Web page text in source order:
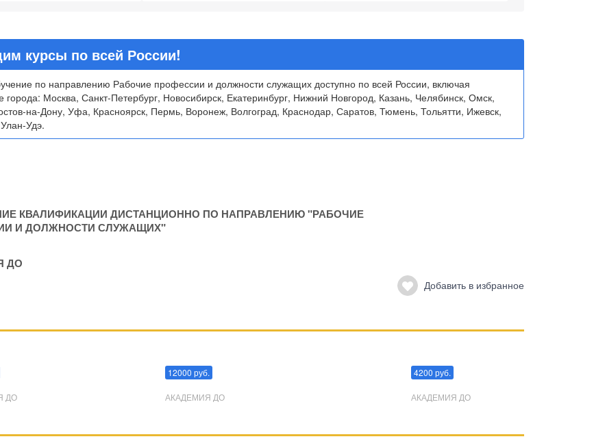
курсы по всей России!
по направлению Рабочие профессии и должности служащих доступно по всей России, включая
Москва, Санкт-Петербург, Новосибирск, Екатеринбург, Нижний Новгород, Казань, Челябинск, Омск,
на-Дону, Уфа, Красноярск, Пермь, Воронеж, Волгоград, Краснодар, Саратов, Тюмень, Тольятти, Ижевск,
Удэ.
КВАЛИФИКАЦИИ ДИСТАНЦИОННО ПО НАПРАВЛЕНИЮ "РАБОЧИЕ
И ДОЛЖНОСТИ СЛУЖАЩИХ"
ДО
Добавить в избранное
ДО
12000 руб.
АКАДЕМИЯ ДО
4200 руб.
АКАДЕМИЯ ДО